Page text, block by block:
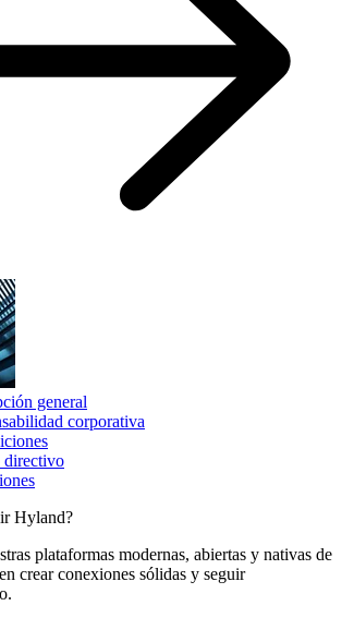
general
corporativa
directivo
Hyland?
plataformas modernas, abiertas y nativas de
crear conexiones sólidas y seguir